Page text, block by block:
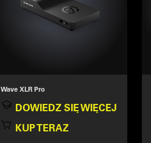
Wave XLR Pro
DOWIEDZ SIĘ WIĘCEJ
KUP TERAZ